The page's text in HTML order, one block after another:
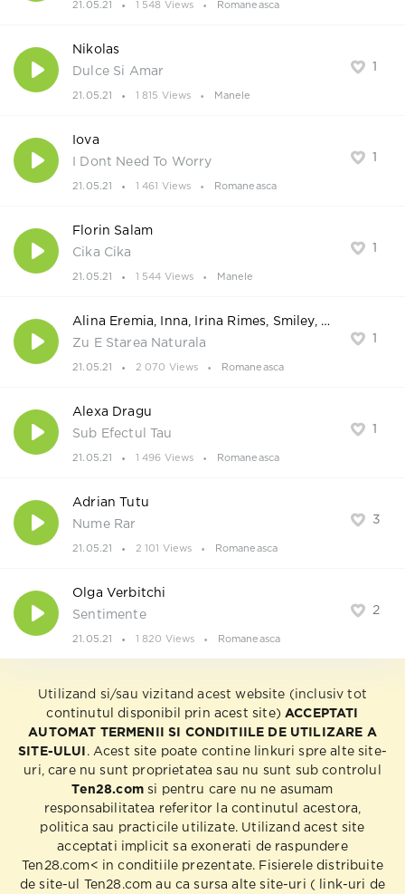
21.05.21 1 548 Views Romaneasca
1
Nikolas
Dulce Si Amar
21.05.21 1 815 Views Manele
1
Iova
I Dont Need To Worry
21.05.21 1 461 Views Romaneasca
1
Florin Salam
Cika Cika
21.05.21 1 544 Views Manele
1
Alina Eremia, Inna, Irina Rimes, Smiley, The Motans
Zu E Starea Naturala
21.05.21 2 070 Views Romaneasca
1
Alexa Dragu
Sub Efectul Tau
21.05.21 1 496 Views Romaneasca
3
Adrian Tutu
Nume Rar
21.05.21 2 101 Views Romaneasca
2
Olga Verbitchi
Sentimente
21.05.21 1 820 Views Romaneasca
Utilizand si/sau vizitand acest website (inclusiv tot
continutul disponibil prin acest site) ACCEPTATI
AUTOMAT TERMENII SI CONDITIILE DE UTILIZARE A
SITE-ULUI
. Acest site poate contine linkuri spre alte site-
uri, care nu sunt proprietatea sau nu sunt sub controlul
Ten28.comsi pentru care nu ne asumam
responsabilitatea referitor la continutul acestora,
politica sau practicile utilizate. Utilizand acest site
acceptati implicit sa exonerati de raspundere
Ten28.com< in conditiile prezentate. Fisierele distribuite
de site-ul Ten28.com au ca sursa alte site-uri ( link-uri de